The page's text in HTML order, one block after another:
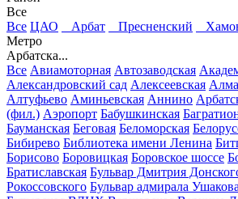
Все
Все ЦАО Арбат Пресненский
Метро
Арбатска...
Все Авиамоторная Автозаводская
Александровский сад Алексеевская
Алтуфьево Аминьевская Аннино
(фил.) Аэропорт Бабушкинская
Бауманская Беговая Беломорская
Бибирево Библиотека имени Ленина
Борисово Боровицкая Боровское шоссе
Братиславская Бульвар Дмитрия
Рокоссовского Бульвар адмирала Ушакова